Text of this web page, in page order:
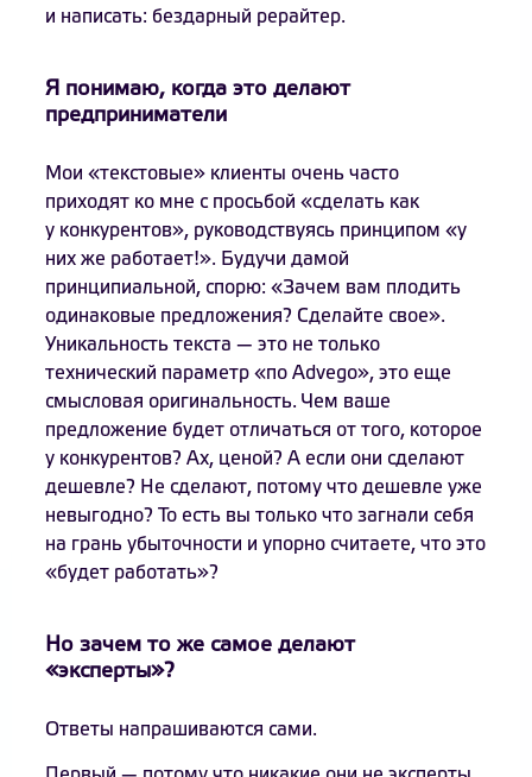
и написать: бездарный рерайтер.
Я понимаю, когда это делают
предприниматели
Мои «текстовые» клиенты очень часто
приходят ко мне с просьбой «сделать как
у конкурентов», руководствуясь принципом «у
них же работает!». Будучи дамой
принципиальной, спорю: «Зачем вам плодить
одинаковые предложения? Сделайте свое».
Уникальность текста — это не только
технический параметр «по Advego», это еще
смысловая оригинальность. Чем ваше
предложение будет отличаться от того, которое
у конкурентов? Ах, ценой? А если они сделают
дешевле? Не сделают, потому что дешевле уже
невыгодно? То есть вы только что загнали себя
на грань убыточности и упорно считаете, что это
«будет работать»?
Но зачем то же самое делают
«эксперты»?
Ответы напрашиваются сами.